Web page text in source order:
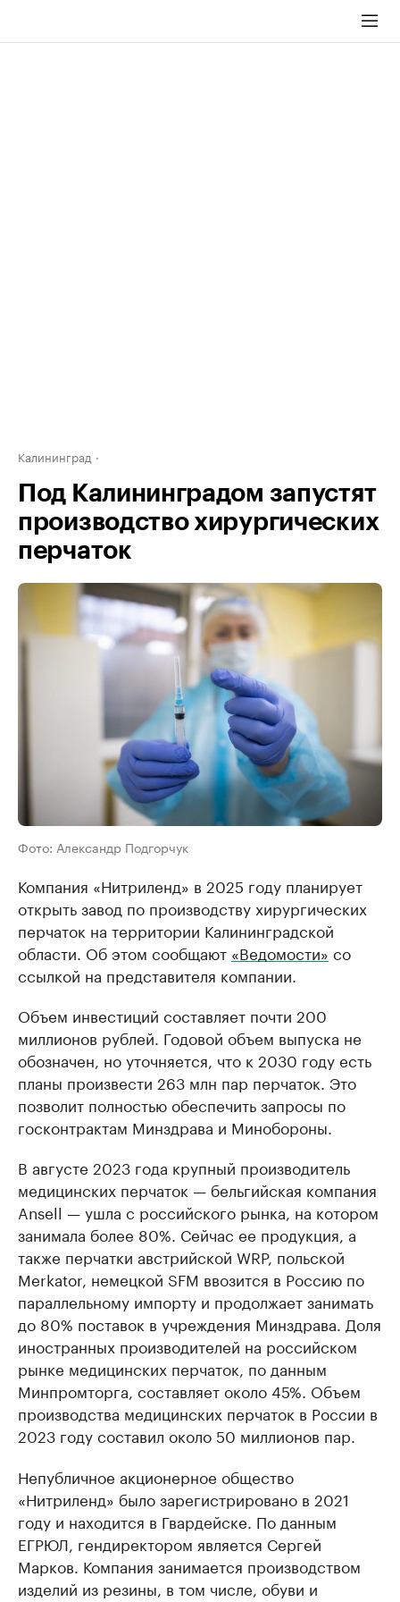
Калининград
Под Калининградом запустят
производство хирургических
перчаток
Фото: Александр Подгорчук
Компания «Нитриленд» в 2025 году планирует
открыть завод по производству хирургических
перчаток на территории Калининградской
области. Об этом сообщают «Ведомости» со
ссылкой на представителя компании.
Объем инвестиций составляет почти 200
миллионов рублей. Годовой объем выпуска не
обозначен, но уточняется, что к 2030 году есть
планы произвести 263 млн пар перчаток. Это
позволит полностью обеспечить запросы по
госконтрактам Минздрава и Минобороны.
В августе 2023 года крупный производитель
медицинских перчаток — бельгийская компания
Ansell — ушла с российского рынка, на котором
занимала более 80%. Сейчас ее продукция, а
также перчатки австрийской WRP, польской
Merkator, немецкой SFM ввозится в Россию по
параллельному импорту и продолжает занимать
до 80% поставок в учреждения Минздрава. Доля
иностранных производителей на российском
рынке медицинских перчаток, по данным
Минпромторга, составляет около 45%. Объем
производства медицинских перчаток в России в
2023 году составил около 50 миллионов пар.
Непубличное акционерное общество
«Нитриленд» было зарегистрировано в 2021
году и находится в Гвардейске. По данным
ЕГРЮЛ, гендиректором является Сергей
Марков. Компания занимается производством
изделий из резины, в том числе, обуви и